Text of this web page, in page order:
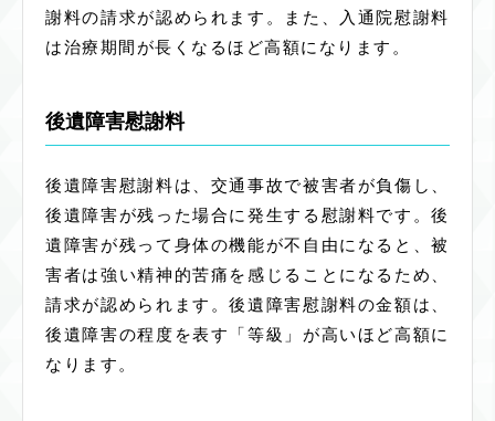
謝料の請求が認められます。また、入通院慰謝料
は治療期間が長くなるほど高額になります。
後遺障害慰謝料
後遺障害慰謝料は、交通事故で被害者が負傷し、
後遺障害が残った場合に発生する慰謝料です。後
遺障害が残って身体の機能が不自由になると、被
害者は強い精神的苦痛を感じることになるため、
請求が認められます。後遺障害慰謝料の金額は、
後遺障害の程度を表す「等級」が高いほど高額に
なります。